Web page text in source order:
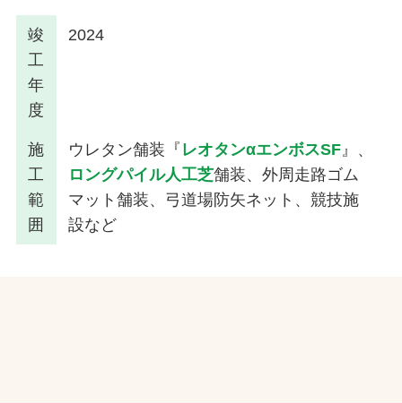
竣
工
年
度
2024
施
工
範
囲
ウレタン舗装『 レオタンαエンボスSF 』、
ロングパイル人工芝舗装、外周走路ゴム
マット舗装、弓道場防矢ネット、競技施
設など